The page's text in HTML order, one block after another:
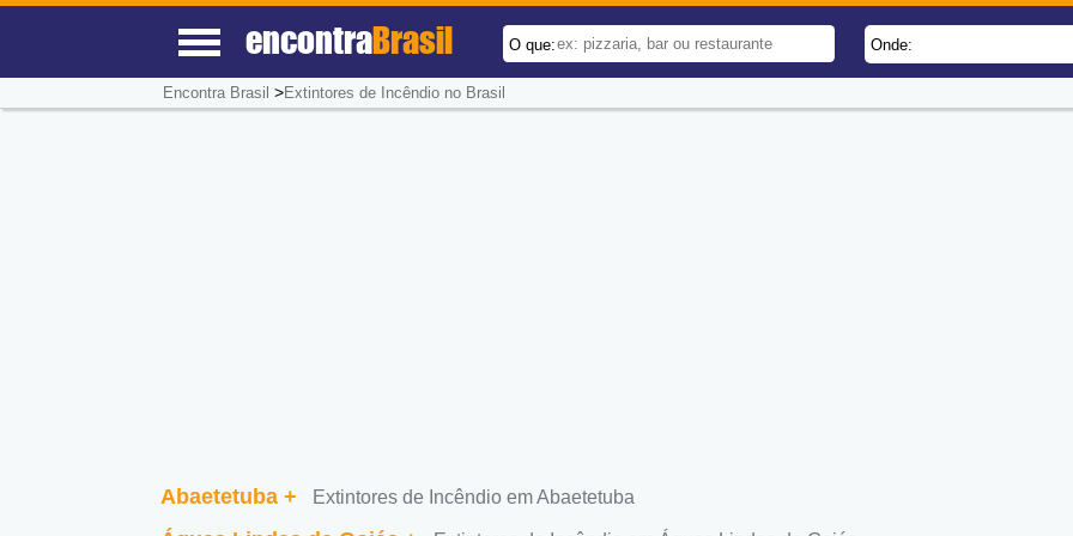
encontraBrasil O que: Onde:
Encontra Brasil >Extintores de Incêndio no Brasil
Abaetetuba + Extintores de Incêndio em Abaetetuba